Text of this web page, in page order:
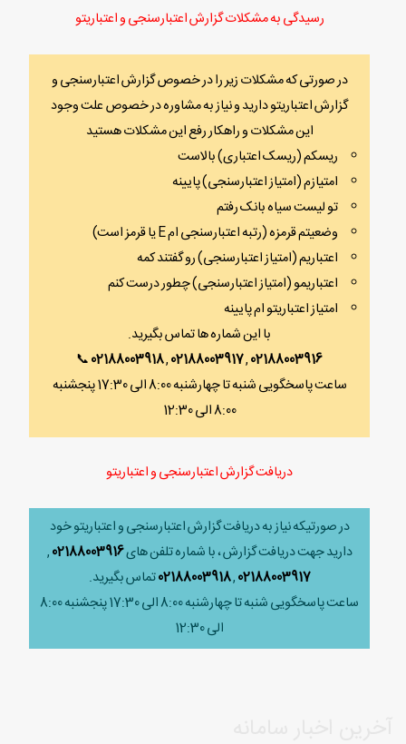
رسیدگی به مشکلات گزارش اعتبارسنجی و اعتباریتو
در صورتی که مشکلات زیر را در خصوص گزارش اعتبارسنجی و
گزارش اعتباریتو دارید و نیاز به مشاوره در خصوص علت وجود
این مشکلات و راهکار رفع این مشکلات هستید
ریسکم (ریسک اعتباری) بالاست
امتیازم (امتیاز اعتبارسنجی) پایینه
تو لیست سیاه بانک رفتم
وضعیتم قرمزه (رتبه اعتبارسنجی ام E یا قرمز است)
اعتباریم (امتیاز اعتبارسنجی) رو گفتند کمه
اعتباریمو (امتیاز اعتبارسنجی) چطور درست کنم
امتیاز اعتباریتو ام پایینه
با این شماره ها تماس بگیرید.
02188003916
,
02188003917
,
02188003918
📞
ساعت پاسخگویی شنبه تا چهارشنبه 8:00 الی 17:30 پنجشنبه
8:00 الی 12:30
دریافت گزارش اعتبارسنجی و اعتباریتو
در صورتیکه نیاز به دریافت گزارش اعتبارسنجی و اعتباریتو خود
دارید جهت دریافت گزارش ، با شماره تلفن های02188003916
,
02188003917
,
02188003918تماس بگیرید.
ساعت پاسخگویی شنبه تا چهارشنبه 8:00 الی 17:30 پنجشنبه 8:00
الی 12:30